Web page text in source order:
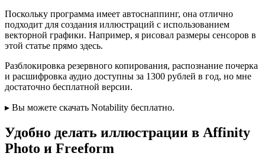
Поскольку программа имеет автоснаппинг, она отлично
подходит для создания иллюстраций с использованием
векторной графики. Например, я рисовал размеры сенсоров в
этой статье прямо здесь.
Разблокировка резервного копирования, распознание почерка
и расшифровка аудио доступны за 1300 рублей в год, но мне
достаточно бесплатной версии.
▸ Вы можете скачать Notability бесплатно.
Удобно делать иллюстрации в Affinity
Photo и Freeform